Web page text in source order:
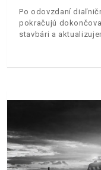
Po odovzdaní
pokračujú
stavbári a